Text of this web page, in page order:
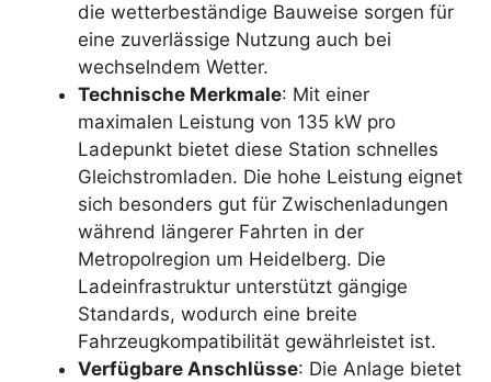
die wetterbeständige Bauweise sorgen für
eine zuverlässige Nutzung auch bei
wechselndem Wetter.
Technische Merkmale: Mit einer
maximalen Leistung von 135 kW pro
Ladepunkt bietet diese Station schnelles
Gleichstromladen. Die hohe Leistung eignet
sich besonders gut für Zwischenladungen
während längerer Fahrten in der
Metropolregion um Heidelberg. Die
Ladeinfrastruktur unterstützt gängige
Standards, wodurch eine breite
Fahrzeugkompatibilität gewährleistet ist.
Verfügbare Anschlüsse: Die Anlage bietet